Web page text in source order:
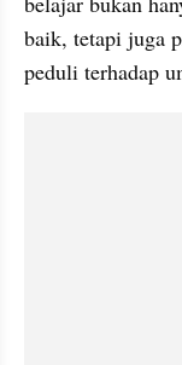
baik, tetapi juga
peduli terhadap